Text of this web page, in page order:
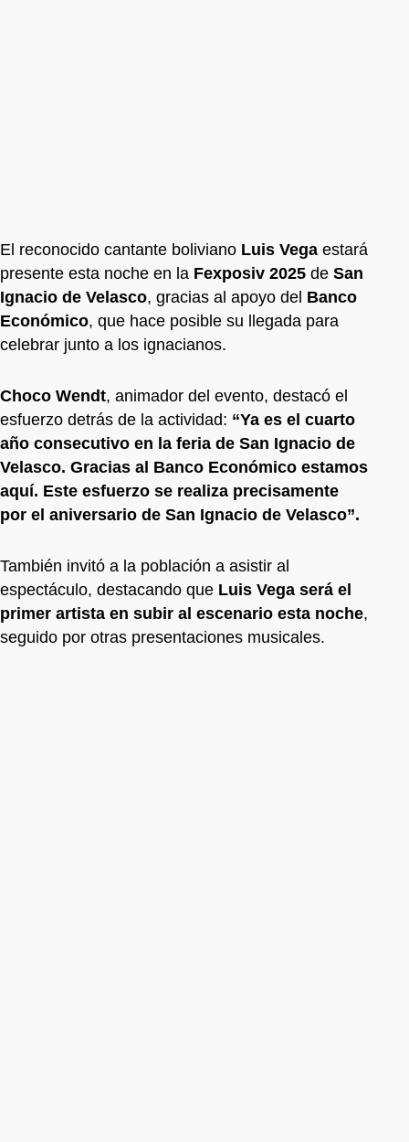
El reconocido cantante boliviano Luis Vega estará
presente esta noche en la Fexposiv 2025 de San
Ignacio de Velasco, gracias al apoyo del Banco
Económico, que hace posible su llegada para
celebrar junto a los ignacianos.
Choco Wendt, animador del evento, destacó el
esfuerzo detrás de la actividad: “Ya es el cuarto
año consecutivo en la feria de San Ignacio de
Velasco. Gracias al Banco Económico estamos
aquí. Este esfuerzo se realiza precisamente
por el aniversario de San Ignacio de Velasco”.
También invitó a la población a asistir al
espectáculo, destacando que Luis Vega será el
primer artista en subir al escenario esta noche,
seguido por otras presentaciones musicales.